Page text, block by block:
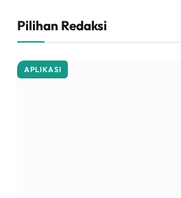
Pilihan Redaksi
APLIKASI